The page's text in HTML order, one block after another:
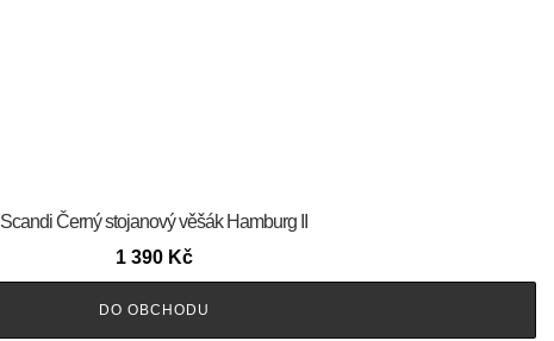
Scandi Černý stojanový věšák Hamburg II
1 390 Kč
DO OBCHODU